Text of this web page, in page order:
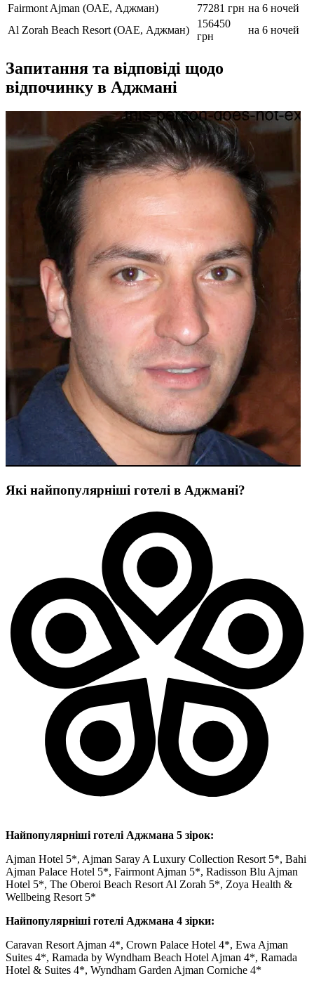
Fairmont Ajman (ОАЕ, Аджман)
77281 грн на 6 ночей
Al Zorah Beach Resort (ОАЕ, Аджман)
156450
грн
на 6 ночей
Запитання та відповіді щодо
відпочинку в Аджмані
Які найпопулярніші готелі в Аджмані?
Найпопулярніші готелі Аджмана 5 зірок:
Ajman Hotel 5*, Ajman Saray A Luxury Collection Resort 5*, Bahi
Ajman Palace Hotel 5*, Fairmont Ajman 5*, Radisson Blu Ajman
Hotel 5*, The Oberoi Beach Resort Al Zorah 5*, Zoya Health &
Wellbeing Resort 5*
Найпопулярніші готелі Аджмана 4 зірки:
Caravan Resort Ajman 4*, Crown Palace Hotel 4*, Ewa Ajman
Suites 4*, Ramada by Wyndham Beach Hotel Ajman 4*, Ramada
Hotel & Suites 4*, Wyndham Garden Ajman Corniche 4*